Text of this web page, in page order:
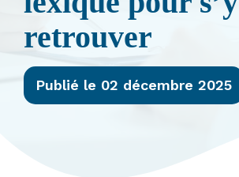
retrouver
Publié le 02 décembre 2025